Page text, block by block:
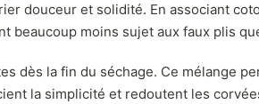
douceur et solidité. En associant
beaucoup moins sujet aux faux plis
dès la fin du séchage. Ce mélange
la simplicité et redoutent les